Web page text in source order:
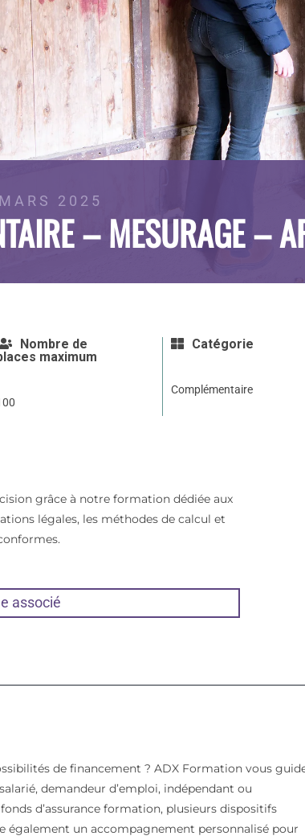
2025
– MESURAGE –
Nombre de
maximum
Catégorie
Complémentaire
grâce à notre formation dédiée aux
légales, les méthodes de calcul et
associé
de financement ? ADX Formation vous
demandeur d’emploi, indépendant ou
d’assurance formation, plusieurs dispositifs
également un accompagnement personnalisé pour